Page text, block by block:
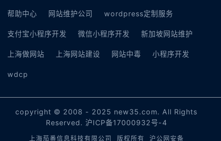
帮助中心 网站维护公司 wordpress定制服务
支付宝小程序开发 微信小程序开发 新加坡网站维护
上海做网站 上海网站建设 网站中毒 小程序开发
wdcp
copyright © 2008 - 2025 new35.com. All Rights
Reserved. 沪ICP备17000932号-4
上海茄番信息科技有限公司 版权所有 沪公网安备